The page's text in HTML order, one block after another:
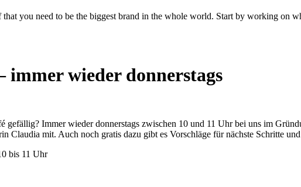
you need to be the biggest brand in the whole world. Start by working on
immer wieder donnerstags
Immer wieder donnerstags zwischen 10 und 11 Uhr bei uns im
Claudia mit. Auch noch gratis dazu gibt es Vorschläge für nächste Schritte
bis 11 Uhr